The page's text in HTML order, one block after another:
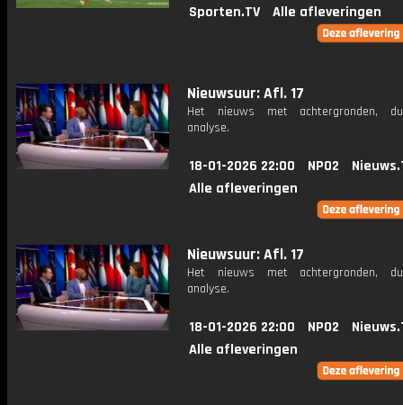
Sporten.TV
Alle afleveringen
Nieuwsuur: Afl. 17
Het nieuws met achtergronden,
analyse.
18-01-2026 22:00 NPO2
Alle afleveringen
Nieuwsuur: Afl. 17
Het nieuws met achtergronden,
analyse.
18-01-2026 22:00 NPO2
Alle afleveringen